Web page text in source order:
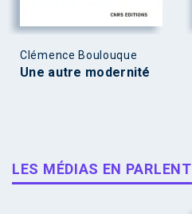
Clémence Boulouque
Une autre modernité
LES MÉDIAS EN PARLENT